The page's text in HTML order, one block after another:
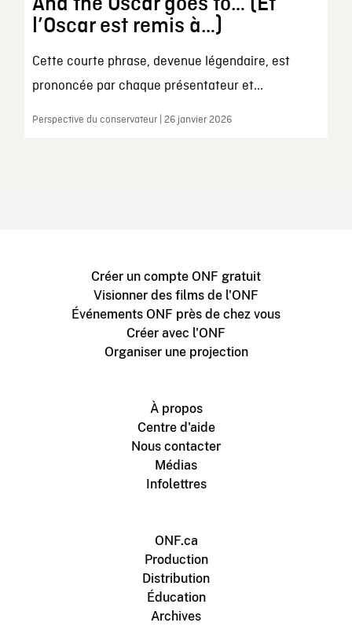
l’Oscar est remis à…)
Cette courte phrase, devenue légendaire, est
prononcée par chaque présentateur et...
Perspective du conservateur | 26 janvier 2026
Créer un compte ONF gratuit
Visionner des films de l'ONF
Événements ONF près de chez vous
Créer avec l'ONF
Organiser une projection
À propos
Centre d'aide
Nous contacter
Médias
Infolettres
ONF.ca
Production
Distribution
Éducation
Archives